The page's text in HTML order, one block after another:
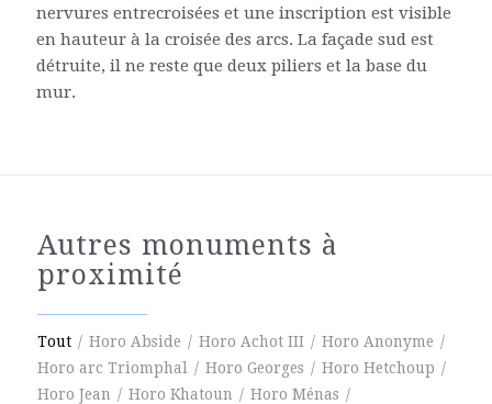
nervures entrecroisées et une inscription est visible
en hauteur à la croisée des arcs. La façade sud est
détruite, il ne reste que deux piliers et la base du
mur.
Autres monuments à
proximité
Tout / Horo Abside / Horo Achot III / Horo Anonyme /
Horo arc Triomphal
/ Horo Georges / Horo Hetchoup /
Horo Jean / Horo Khatoun / Horo Ménas /